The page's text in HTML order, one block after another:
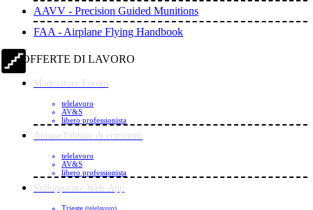
AAVV - Precision Guided Munitions
FAA - Airplane Flying Handbook
OFFERTE DI LAVORO
Moderatore Forum
telelavoro
AV&S
libero professionista
Autore/Editore di contenuti
telelavoro
AV&S
libero professionista
Sviluppatore Web-App
Trieste